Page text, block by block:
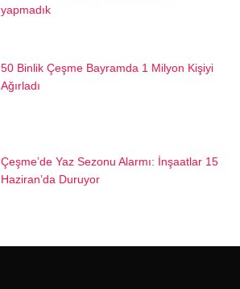
yapmadık
50 Binlik Çeşme Bayramda 1 Milyon Kişiyi
Ağırladı
Çeşme’de Yaz Sezonu Alarmı: İnşaatlar 15
Haziran’da Duruyor